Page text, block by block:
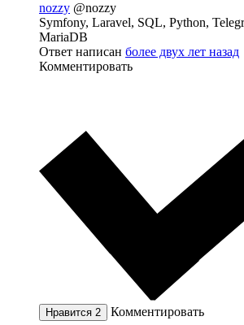
nozzy @nozzy
Symfony, Laravel, SQL, Python,
MariaDB
Ответ написан более двух лет назад
Комментировать
Нравится 2 Комментировать